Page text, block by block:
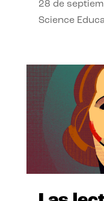
28 de
Science